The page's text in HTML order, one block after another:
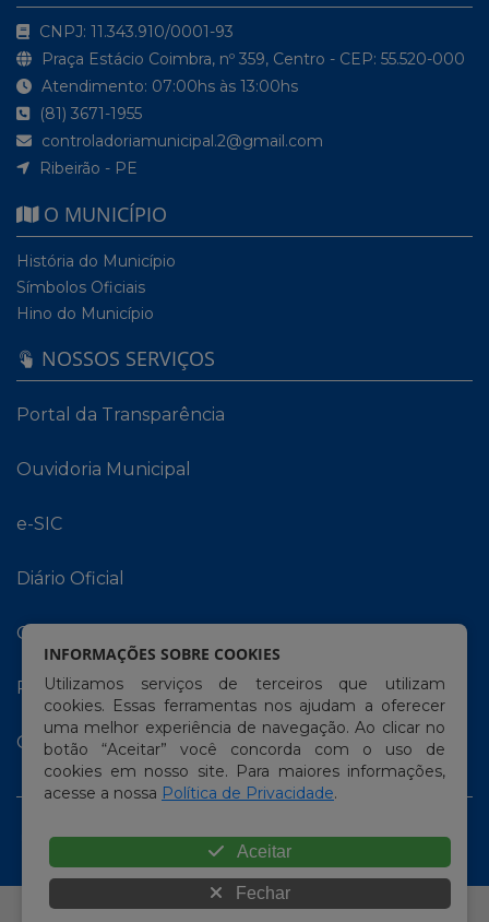
CNPJ: 11.343.910/0001-93
Praça Estácio Coimbra, nº 359, Centro - CEP: 55.520-000
Atendimento: 07:00hs às 13:00hs
(81) 3671-1955
controladoriamunicipal.2@gmail.com
Ribeirão - PE
O MUNICÍPIO
História do Município
Símbolos Oficiais
Hino do Município
NOSSOS SERVIÇOS
Portal da Transparência
Ouvidoria Municipal
e-SIC
Diário Oficial
Carta de Serviços
Portal do Contribuinte
Contracheque Online
© Copyright 2026 Prefeitura Municipal de Ribeirão |
INFORMAÇÕES SOBRE COOKIES
Utilizamos serviços de terceiros que utilizam
cookies. Essas ferramentas nos ajudam a oferecer
uma melhor experiência de navegação. Ao clicar no
botão “Aceitar” você concorda com o uso de
cookies em nosso site. Para maiores informações,
acesse a nossa Política de Privacidade.
Aceitar
Fechar